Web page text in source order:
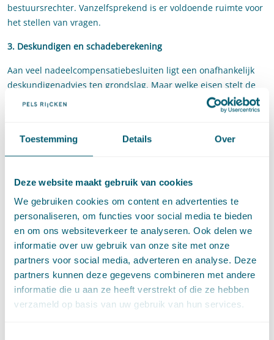
Toestemming Details Over
Deze website maakt gebruik van cookies
We gebruiken cookies om content en advertenties te
personaliseren, om functies voor social media te bieden
en om ons websiteverkeer te analyseren. Ook delen we
informatie over uw gebruik van onze site met onze
partners voor social media, adverteren en analyse. Deze
partners kunnen deze gegevens combineren met andere
informatie die u aan ze heeft verstrekt of die ze hebben
verzameld op basis van uw gebruik van hun services.
bestuursrechter. Vanzelfsprekend is er voldoende ruimte voor
het stellen van vragen.
3. Deskundigen en schadeberekening
Aan veel nadeelcompensatiebesluiten ligt een onafhankelijk
deskundigenadvies ten grondslag. Maar welke eisen stelt de
rechter eigenlijk aan die onafhankelijkheid en deskundigheid?
Hoe moet het bestuursorgaan het advies toetsen en welke rol
en Jelmer Procee nemen u mee langs een aantal recente
uitspraken die duidelijkheid hierover geven. Ook bespreken zij
van inkomensschade.
4. De planvergelijking onder de Omgevingswet
Met de inwerkingtreding van de Omgevingswet verandert
planschade niet alleen van naam (voortaan:
nadeelcompensatie), maar is ook de inhoudelijke toets
gewijzigd. Matthijs Timmer en Joëla Schaeffer zullen tijdens
deze workshop specifiek ingaan op het causaal verband en op
de (juridische of feitelijke) vergelijking die daarvoor moet